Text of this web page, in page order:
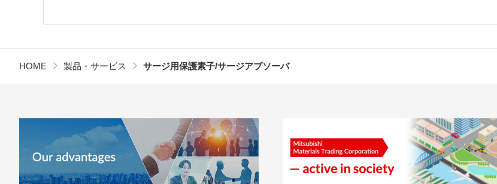
HOME 製品・サービス サージ用保護素子/サージアブソーバ